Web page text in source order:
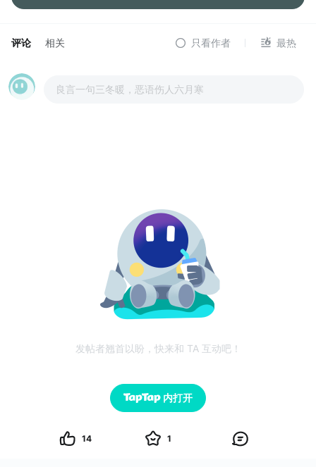
评论 相关 只看作者 最热
良言一句三冬暖，恶语伤人六月寒
发帖者翘首以盼，快来和 TA 互动吧！
14 1
内打开